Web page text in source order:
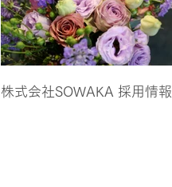
株式会社SOWAKA 採用情報